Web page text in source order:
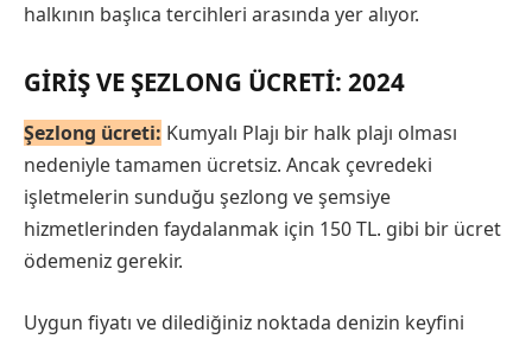
halkının başlıca tercihleri arasında yer alıyor.
GIRIŞ VE ŞEZLONG ÜCRETI: 2024
Şezlong ücreti: Kumyalı Plajı bir halk plajı olması
nedeniyle tamamen ücretsiz. Ancak çevredeki
işletmelerin sunduğu şezlong ve şemsiye
hizmetlerinden faydalanmak için 150 TL. gibi bir ücret
ödemeniz gerekir.
Uygun fiyatı ve dilediğiniz noktada denizin keyfini